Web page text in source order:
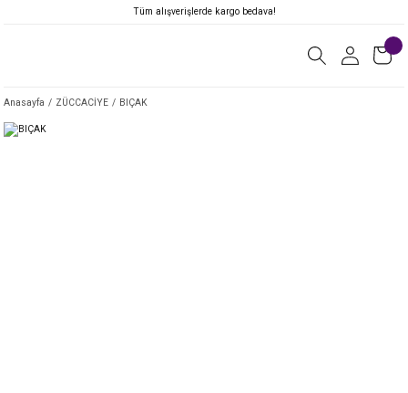
Tüm alışverişlerde kargo bedava!
Anasayfa ZÜCCACİYE BIÇAK